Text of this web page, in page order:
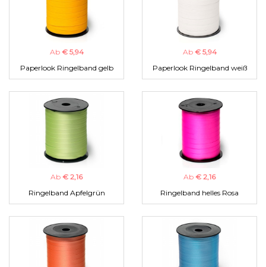
Ab € 5,94
Paperlook Ringelband gelb
Ab € 5,94
Paperlook Ringelband weiß
Ab € 2,16
Ringelband Apfelgrün
Ab € 2,16
Ringelband helles Rosa